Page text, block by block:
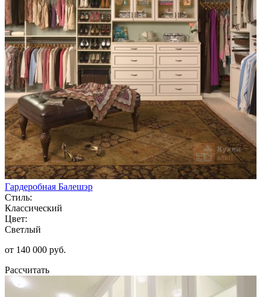
Гардеробная Балешэр
Стиль:
Классический
Цвет:
Светлый
от 140 000 руб.
Рассчитать